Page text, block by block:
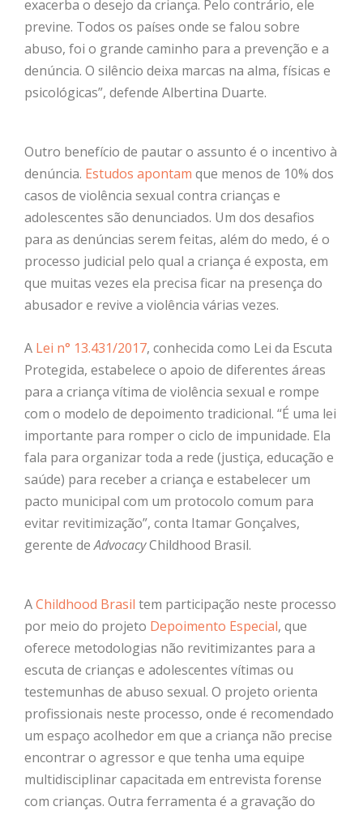
exacerba o desejo da criança. Pelo contrário, ele
previne. Todos os países onde se falou sobre
abuso, foi o grande caminho para a prevenção e a
denúncia. O silêncio deixa marcas na alma, físicas e
psicológicas”, defende Albertina Duarte.
Outro benefício de pautar o assunto é o incentivo à
denúncia. Estudos apontam que menos de 10% dos
casos de violência sexual contra crianças e
adolescentes são denunciados. Um dos desafios
para as denúncias serem feitas, além do medo, é o
processo judicial pelo qual a criança é exposta, em
que muitas vezes ela precisa ficar na presença do
abusador e revive a violência várias vezes.
A Lei n° 13.431/2017, conhecida como Lei da Escuta
Protegida, estabelece o apoio de diferentes áreas
para a criança vítima de violência sexual e rompe
com o modelo de depoimento tradicional. “É uma lei
importante para romper o ciclo de impunidade. Ela
fala para organizar toda a rede (justiça, educação e
saúde) para receber a criança e estabelecer um
pacto municipal com um protocolo comum para
evitar revitimização”, conta Itamar Gonçalves,
gerente deAdvocacyChildhood Brasil.
AChildhood Brasil tem participação neste processo
por meio do projeto Depoimento Especial, que
oferece metodologias não revitimizantes para a
escuta de crianças e adolescentes vítimas ou
testemunhas de abuso sexual. O projeto orienta
profissionais neste processo, onde é recomendado
um espaço acolhedor em que a criança não precise
encontrar o agressor e que tenha uma equipe
multidisciplinar capacitada em entrevista forense
com crianças. Outra ferramenta é a gravação do